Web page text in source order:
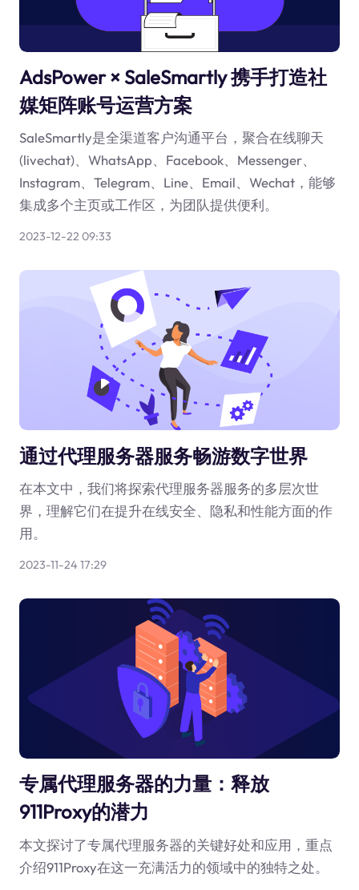
AdsPower × SaleSmartly 携手打造社
媒矩阵账号运营方案
SaleSmartly是全渠道客户沟通平台，聚合在线聊天
(livechat)、WhatsApp、Facebook、Messenger、
Instagram、Telegram、Line、Email、Wechat，能够
集成多个主页或工作区，为团队提供便利。
2023-12-22 09:33
通过代理服务器服务畅游数字世界
在本文中，我们将探索代理服务器服务的多层次世
界，理解它们在提升在线安全、隐私和性能方面的作
用。
2023-11-24 17:29
专属代理服务器的力量：释放
911Proxy的潜力
本文探讨了专属代理服务器的关键好处和应用，重点
介绍911Proxy在这一充满活力的领域中的独特之处。